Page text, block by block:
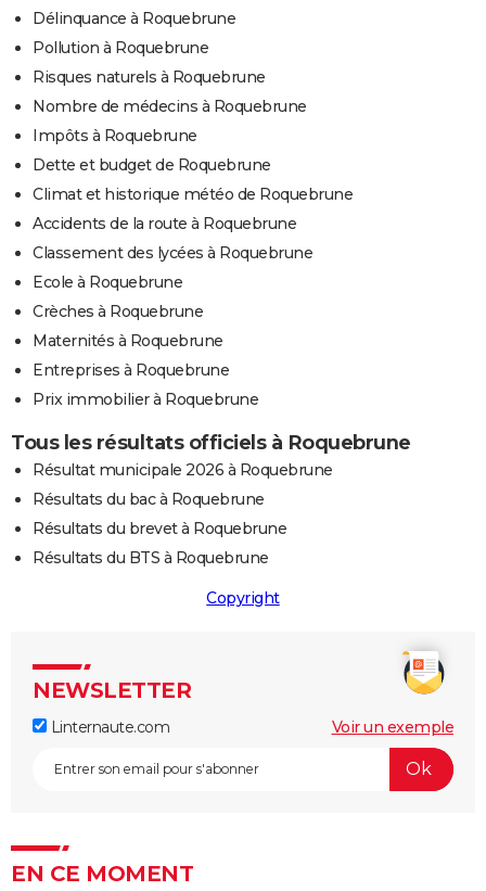
Délinquance à Roquebrune
Pollution à Roquebrune
Risques naturels à Roquebrune
Nombre de médecins à Roquebrune
Impôts à Roquebrune
Dette et budget de Roquebrune
Climat et historique météo de Roquebrune
Accidents de la route à Roquebrune
Classement des lycées à Roquebrune
Ecole à Roquebrune
Crèches à Roquebrune
Maternités à Roquebrune
Entreprises à Roquebrune
Prix immobilier à Roquebrune
Tous les résultats officiels à Roquebrune
Résultat municipale 2026 à Roquebrune
Résultats du bac à Roquebrune
Résultats du brevet à Roquebrune
Résultats du BTS à Roquebrune
Copyright
NEWSLETTER
Linternaute.com Voir un exemple
EN CE MOMENT